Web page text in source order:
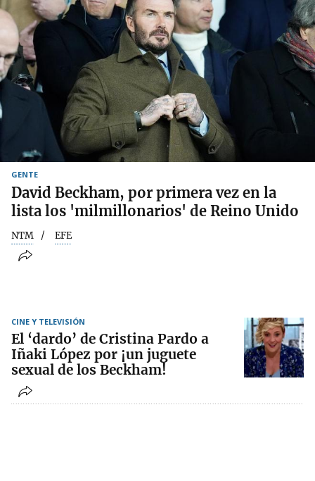
GENTE
David Beckham, por primera vez en la
lista los 'milmillonarios' de Reino Unido
NTM EFE
CINE Y TELEVISIÓN
El ‘dardo’ de Cristina Pardo a
Iñaki López por ¡un juguete
sexual de los Beckham!